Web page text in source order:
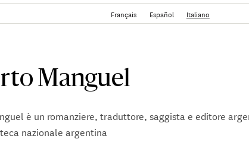
Français Español Italiano
Manguel
è un romanziere, traduttore, saggista e editore
nazionale argentina